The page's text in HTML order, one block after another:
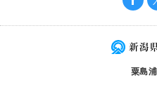
粟島